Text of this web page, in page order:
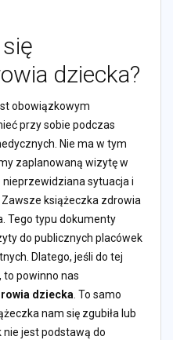
dziecka?
obowiązkowym
przy sobie podczas
Nie ma w tym
zaplanowaną wizytę w
sytuacja i
książeczka zdrowia
Tego typu dokumenty
do publicznych placówek
Dlatego, jeśli do tej
to powinno nas
dziecka . To samo
nam się zgubiła lub
nie jest podstawą do